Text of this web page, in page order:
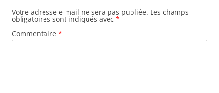
Votre adresse e-mail ne sera pas publiée. Les champs
obligatoires sont indiqués avec *
Commentaire *